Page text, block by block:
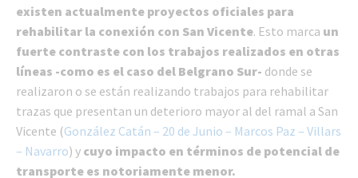
existen actualmente proyectos oficiales para
rehabilitar la conexión con San Vicente. Esto marca un
fuerte contraste con los trabajos realizados en otras
líneas -como es el caso del Belgrano Sur- donde se
realizaron o se están realizando trabajos para rehabilitar
trazas que presentan un deterioro mayor al del ramal a San
Vicente (González Catán – 20 de Junio – Marcos Paz – Villars
– Navarro) y cuyo impacto en términos de potencial de
transporte es notoriamente menor.